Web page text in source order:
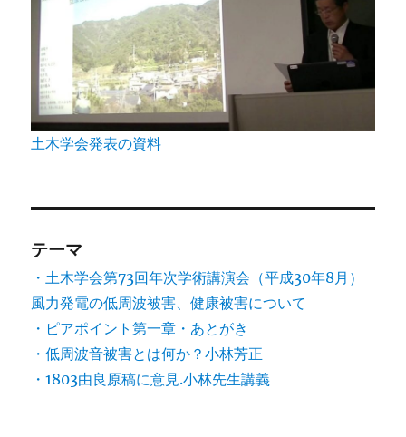
土木学会発表の資料
テーマ
・土木学会第73回年次学術講演会（平成30年8月）
風力発電の低周波被害、健康被害について
・ピアポイント第一章・あとがき
・低周波音被害とは何か？小林芳正
・1803由良原稿に意見.小林先生講義